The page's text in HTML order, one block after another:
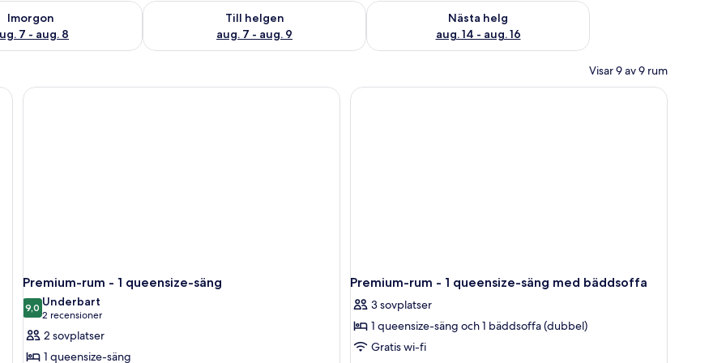
Imorgon
7 - aug. 8
för imorgon aug. 7 - aug. 8
Till helgen
aug. 7 - aug. 9
Kontrollera tillgängligheten för den här helgen aug. 7 - aug. 9
Nästa helg
aug. 14 - aug. 16
Kontrollera tillgängligheten för nästa helg aug. 14 - aug. 16
Visar 9 av 9 rum
kudde där det står ”the niu” och en sänglampa.
Premium-rum - 1 queensize-säng
9,09,0 av 10
Underbart
2 recensioner
(2 recensioner)
2 sovplatser
1 queensize-säng
Premium-rum - 1 queensize-säng med bäddsoffa
3 sovplatser
1 queensize-säng och 1 bäddsoffa (dubbel)
Gratis wi-fi